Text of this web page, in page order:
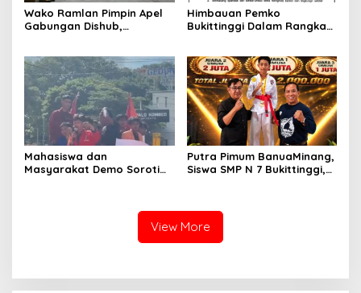
Wako Ramlan Pimpin Apel
Gabungan Dishub,
Pelajar
Himbauan Pemko
Bukittinggi Dalam Rangka
Republik Indonesia
Mahasiswa dan
Masyarakat Demo Soroti
Putra Pimum BanuaMinang,
Siswa SMP N 7 Bukittinggi,
Kejuaraan Karate Jam
Gadang Inkanas Bukittinggi
View More